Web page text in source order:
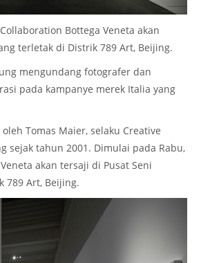
Bottega Veneta akan
terletak di Distrik 789 Art, Beijing.
mengundang fotografer dan
pada kampanye merek Italia yang
Tomas Maier, selaku Creative
sejak tahun 2001. Dimulai pada Rabu,
akan tersaji di Pusat Seni
789 Art, Beijing.